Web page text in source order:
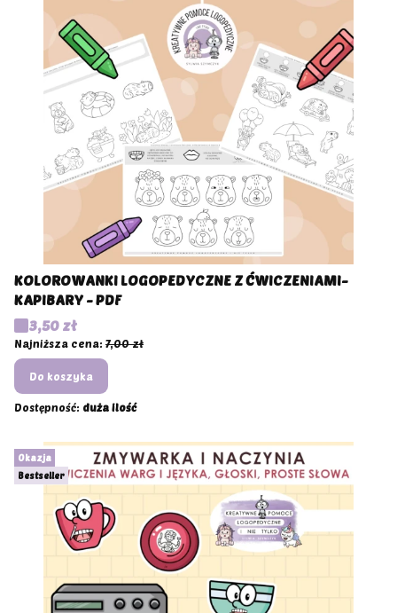
KOLOROWANKI LOGOPEDYCZNE Z ĆWICZENIAMI-
KAPIBARY - PDF
Cena promocyjna
3,50 zł
Najniższa cena: 7,00 zł
Do koszyka
Dostępność: duża ilość
Okazja
Bestseller